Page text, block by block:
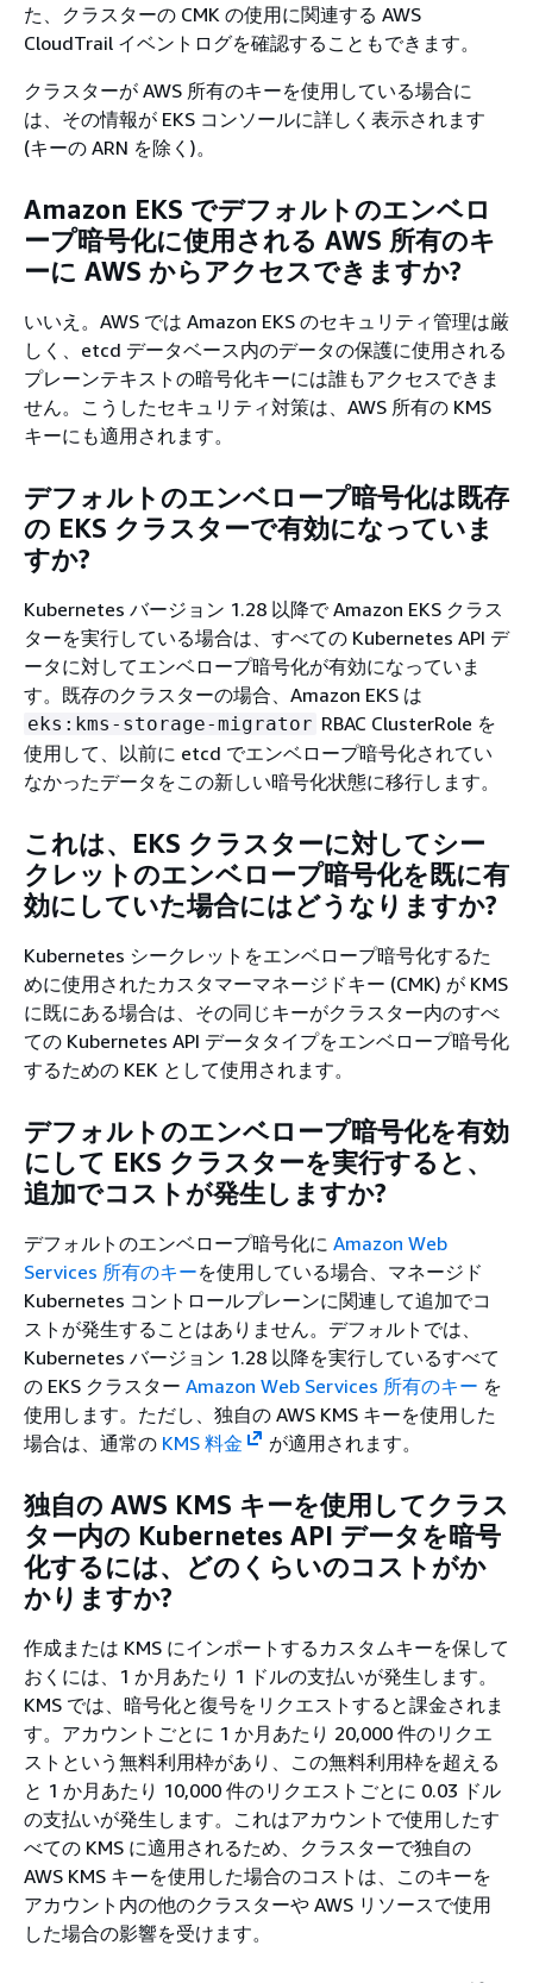
た、クラスターの CMK の使用に関連する AWS
CloudTrail イベントログを確認することもできます。
クラスターが AWS 所有のキーを使用している場合に
は、その情報が EKS コンソールに詳しく表示されます
(キーの ARN を除く)。
Amazon EKS でデフォルトのエンベロ
ープ暗号化に使用される AWS 所有のキ
ーに AWS からアクセスできますか?
いいえ。AWS では Amazon EKS のセキュリティ管理は厳
しく、etcd データベース内のデータの保護に使用される
プレーンテキストの暗号化キーには誰もアクセスできま
せん。こうしたセキュリティ対策は、AWS 所有の KMS
キーにも適用されます。
デフォルトのエンベロープ暗号化は既存
の EKS クラスターで有効になっていま
すか?
Kubernetes バージョン 1.28 以降で Amazon EKS クラス
ターを実行している場合は、すべての Kubernetes API デ
ータに対してエンベロープ暗号化が有効になっていま
す。既存のクラスターの場合、Amazon EKS は
eks:kms-storage-migrator RBAC ClusterRole を
使用して、以前に etcd でエンベロープ暗号化されてい
なかったデータをこの新しい暗号化状態に移行します。
これは、EKS クラスターに対してシー
クレットのエンベロープ暗号化を既に有
効にしていた場合にはどうなりますか?
Kubernetes シークレットをエンベロープ暗号化するた
めに使用されたカスタマーマネージドキー (CMK) が KMS
に既にある場合は、その同じキーがクラスター内のすべ
ての Kubernetes API データタイプをエンベロープ暗号化
するための KEK として使用されます。
デフォルトのエンベロープ暗号化を有効
にして EKS クラスターを実行すると、
追加でコストが発生しますか?
デフォルトのエンベロープ暗号化に Amazon Web
Services 所有のキーを使用している場合、マネージド
Kubernetes コントロールプレーンに関連して追加でコ
ストが発生することはありません。デフォルトでは、
Kubernetes バージョン 1.28 以降を実行しているすべて
の EKS クラスター Amazon Web Services 所有のキー を
使用します。ただし、独自の AWS KMS キーを使用した
場合は、通常の KMS 料金 が適用されます。
独自の AWS KMS キーを使用してクラス
ター内の Kubernetes API データを暗号
化するには、どのくらいのコストがか
かりますか?
作成または KMS にインポートするカスタムキーを保して
おくには、1 か月あたり 1 ドルの支払いが発生します。
KMS では、暗号化と復号をリクエストすると課金されま
す。アカウントごとに 1 か月あたり 20,000 件のリクエ
ストという無料利用枠があり、この無料利用枠を超える
と 1 か月あたり 10,000 件のリクエストごとに 0.03 ドル
の支払いが発生します。これはアカウントで使用したす
べての KMS に適用されるため、クラスターで独自の
AWS KMS キーを使用した場合のコストは、このキーを
アカウント内の他のクラスターや AWS リソースで使用
した場合の影響を受けます。